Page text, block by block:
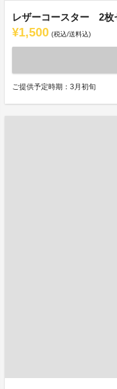
レザーコースター 2
¥1,500 (税込/送料込)
ご提供予定時期：3月初旬